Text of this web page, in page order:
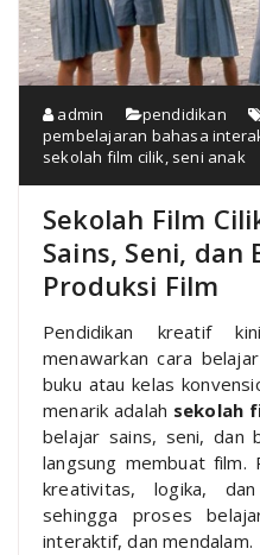
admin pendidikan
pembelajaran bahasa
sekolah film cilik, seni anak
Sekolah Film
Sains, Seni, dan
Produksi Film
Pendidikan kreatif
menawarkan cara
buku atau kelas
menarik adalah sekolah
belajar sains, seni, dan
langsung membuat film.
kreativitas, logika, dan
sehingga proses
interaktif, dan mendalam.